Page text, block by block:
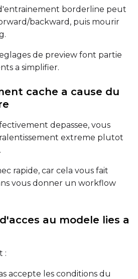
Width
Seed
LoRA Scale
Prompt
borderline peut
backward, puis mourir
de preview font partie
a simplifier.
cache a cause du
depassee, vous
extreme plutot
rapide, car cela vous fait
vous donner un workflow
au modele lies a
:
accepte les conditions du